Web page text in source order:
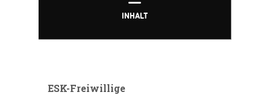
INHALT
ESK-Freiwillige